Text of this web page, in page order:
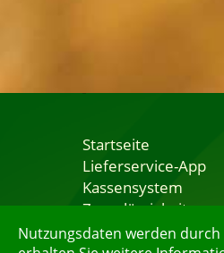
Nutzungsdaten werden
Startseite
Lieferservice-App
Kassensystem
Zuverlässigkeit
Sicherheit